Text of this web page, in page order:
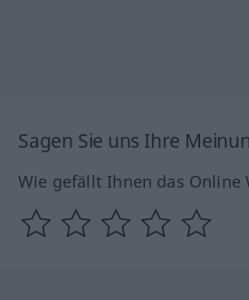
Sagen Sie uns Ihre
Wie gefällt Ihnen das Online